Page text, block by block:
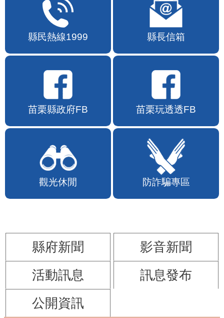
縣民熱線1999 縣長信箱
苗栗縣政府FB 苗栗玩透透FB
觀光休閒 防詐騙專區
縣府新聞
影音新聞
活動訊息
訊息發布
公開資訊